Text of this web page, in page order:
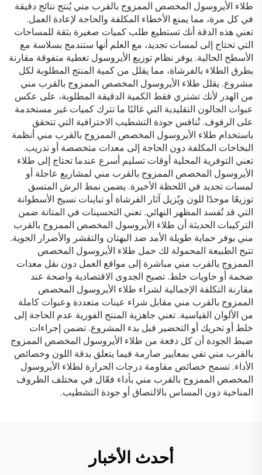
طلاء الأيروسول المخصص الممزوج بالقرب مني يُنتج نتائج دقيقة
في كل مرة، مما يمنع الأخطاء المكلفة والحاجة لإعادة العمل.
تعني هذه الدقة أنك تستطيع طلب كميات صغيرة بثقة للمساحات
التي تحتاج إلى لمسات تجديد، مع العلم أنها ستندمج بسلاسة مع
الأسطح الحالية. يوفر نظام توزيع الأيروسول تغطية متفوقة مقارنة
بطرق الطلاء بالفرشاة، مما يقلل من كمية المنتج المطلوبة لكل
مشروع. يقلل طلاء الأيروسول المخصص الممزوج بالقرب مني
من الهدر لأنك تشتري فقط الكمية الدقيقة المطلوبة، على عكس
عبوات الجالون التقليدية التي غالبًا ما تترك كميات غير مستخدمة
على الرفوف. تُنافس جودة التشطيب الاحترافية التي تتحقق
باستخدام طلاء الأيروسول المخصص الممزوج بالقرب مني أنظمة
البخاخات المكلفة دون الحاجة إلى معدات متخصصة أو تدريب.
تعني التوفرية المحلية أوقات تسليم أسرع عندما تحتاج إلى طلاء
الأيروسول المخصص الممزوج بالقرب مني لمشاريع عاجلة أو
لمسات تجديد في اللحظة الأخيرة. يضمن نمط الرش المتسق
توزيعًا موحدًا للون ويُزيل آثار الفرشاة أو تباينات نسيج الأسطوانة
التي قد تُفسد المظهر النهائي. تعني التحسينات في المتانة ضمن
التركيبات الحديثة أن طلاء الأيروسول المخصص الممزوج بالقرب
مني يوفر حماية طويلة الأمد ضد البهتان والتقشر والأضرار الجوية.
تتيح الطبيعة المحمولة لك حمل طلاء الأيروسول المخصص
الممزوج بالقرب مني مباشرة إلى مواقع العمل دون نقل معدات
ضخمة أو حاويات خلط. تصبح الجدوى الاقتصادية واضحة عند
مقارنة التكلفة الإجمالية لشراء طلاء الأيروسول المخصص
الممزوج بالقرب مني مقابل شراء عينات متعددة وعبوات كاملة
من الألوان القياسية. تعني جاهزية المنتج الفورية عدم الحاجة إلى
خلط أو تحريك أو التحضير قبل بدء المشروع. تضمن إجراءات
ضبط الجودة أن كل دفعة من طلاء الأيروسول المخصص الممزوج
بالقرب مني تفي بمعايير صارمة فيما يتعلق بدقة اللون وخصائص
الأداء. تسمح خصائص مقاومة درجات الحرارة لطلاء الأيروسول
المخصص الممزوج بالقرب مني بأداء فعّال في مختلف الظروف
المناخية دون المساس بالالتصاق أو جودة التشطيب.
أحدث الأخبار